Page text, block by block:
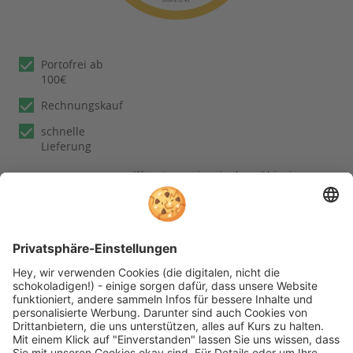
Portofrei ab
100€
Rechnungskauf
schnelle
Lieferung
Wir nutzen reviews.io als unabhängigen
Dienstleister für die Einholung von
Bewertungen. Erfahren Sie mehr unter
unserenInformationen zu
Kundenbewertungen
Folgen Sie rehashop auch auf folgenden Kanälen